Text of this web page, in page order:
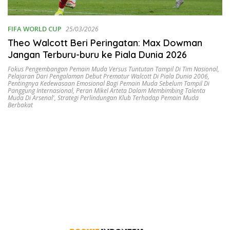
FIFA WORLD CUP 25/03/2026
Theo Walcott Beri Peringatan: Max Dowman
Jangan Terburu-buru ke Piala Dunia 2026
Fokus Pengembangan Pemain Muda Versus Tuntutan Tampil Di Tim Nasional,
Pelajaran Dari Pengalaman Debut Prematur Walcott Di Piala Dunia 2006,
Pentingnya Kedewasaan Emosional Bagi Pemain Muda Sebelum Tampil Di
Panggung Internasional, Peran Mikel Arteta Dalam Membimbing Talenta
Muda Di Arsenal', Strategi Perlindungan Klub Terhadap Pemain Muda
Berbakat